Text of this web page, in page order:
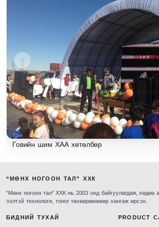
Говийн шим ХАА хөтөлбөр
“МӨНХ НОГООН ТАЛ” ХХК
“Мөнх ногоон тал” ХХК нь 2003 онд байгуулагдаж, хөдөө
ээлтэй технологи, тоног төхөөрөмжөөр хангаж ирсэн.
БИДНИЙ ТУХАЙ PRODUCT